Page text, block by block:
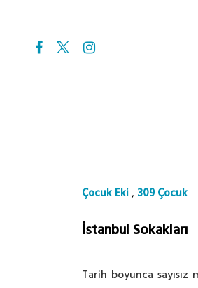
Çocuk Eki, 309 Çocuk
İstanbul Sokakları
Tarih boyunca